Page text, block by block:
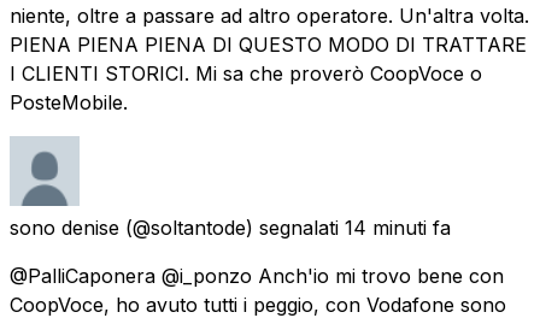
niente, oltre a passare ad altro operatore. Un'altra volta.
PIENA PIENA PIENA DI QUESTO MODO DI TRATTARE
I CLIENTI STORICI. Mi sa che proverò CoopVoce o
PosteMobile.
sono denise (@soltantode) segnalati 14 minuti fa
@PalliCaponera @i_ponzo Anch'io mi trovo bene con
CoopVoce, ho avuto tutti i peggio, con Vodafone sono